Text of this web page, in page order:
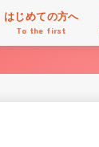
はじめての方へ
To the first